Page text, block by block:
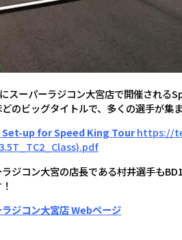
スーパーラジコン大宮店で開催される
のビッグタイトルで、多くの選手が集
Set-up for Speed King Tourhttps://
ジコン大宮の店長である村井選手も
ジコン大宮店 Webページ